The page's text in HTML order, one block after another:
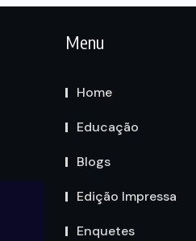
Menu
Home
Educação
Blogs
Edição Impressa
Enquetes